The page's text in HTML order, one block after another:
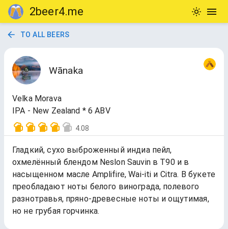
2beer4.me
TO ALL BEERS
Wānaka
Velka Morava
IPA - New Zealand * 6 ABV
4.08
Гладкий, сухо выброженный индиа пейл,
охмелённый блендом Neslon Sauvin в Т90 и в
насыщенном масле Amplifire, Wai-iti и Citra. В букете
преобладают ноты белого винограда, полевого
разнотравья, пряно-древесные ноты и ощутимая,
но не грубая горчинка.